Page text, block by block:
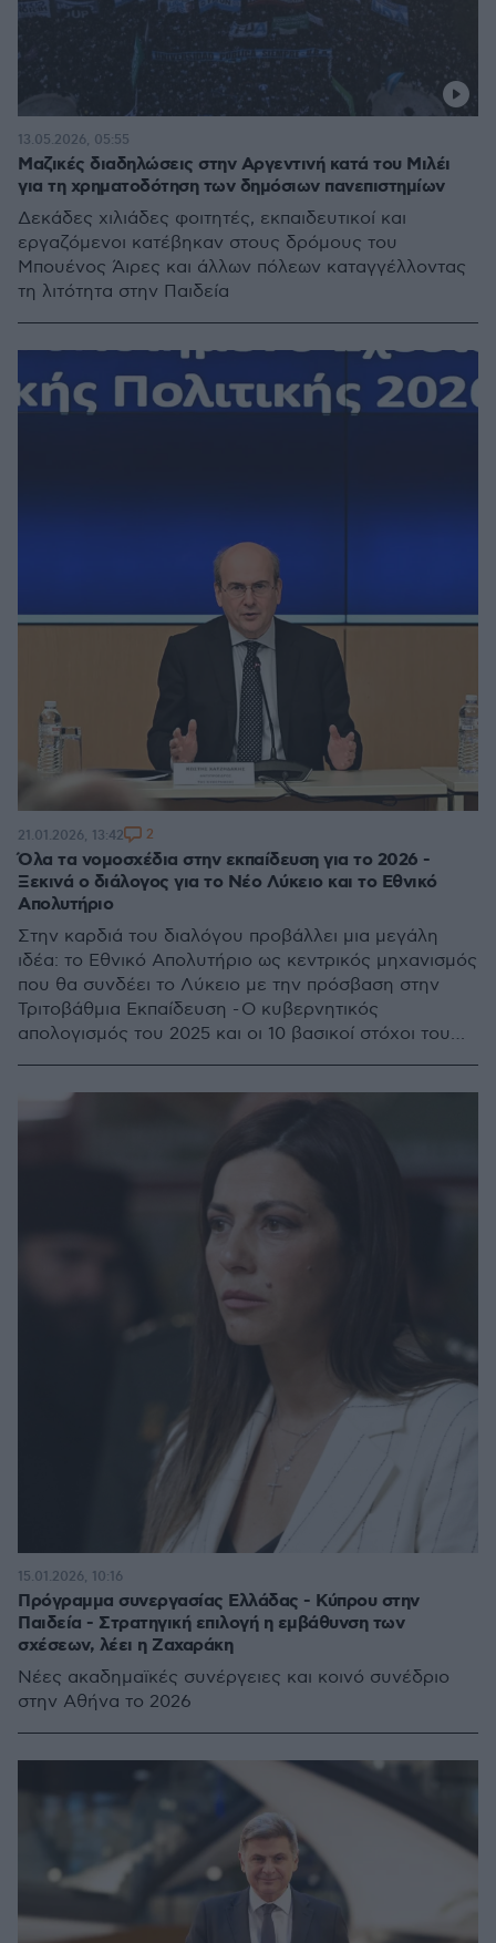
Μαζικές διαδηλώσεις στην Αργεντινή κατά του Μιλέι
για τη χρηματοδότηση των δημόσιων πανεπιστημίων
Δεκάδες χιλιάδες φοιτητές, εκπαιδευτικοί και
εργαζόμενοι κατέβηκαν στους δρόμους του
Μπουένος Άιρες και άλλων πόλεων καταγγέλλοντας
τη λιτότητα στην Παιδεία
13.05.2026, 05:55
Όλα τα νομοσχέδια στην εκπαίδευση για το 2026 -
Ξεκινά ο διάλογος για το Νέο Λύκειο και το Εθνικό
Απολυτήριο
Στην καρδιά του διαλόγου προβάλλει μια μεγάλη
ιδέα: το Εθνικό Απολυτήριο ως κεντρικός μηχανισμός
που θα συνδέει το Λύκειο με την πρόσβαση στην
Τριτοβάθμια Εκπαίδευση - Ο κυβερνητικός
απολογισμός του 2025 και οι 10 βασικοί στόχοι του
21.01.2026, 13:42 2
Πρόγραμμα συνεργασίας Ελλάδας - Κύπρου στην
Παιδεία - Στρατηγική επιλογή η εμβάθυνση των
σχέσεων, λέει η Ζαχαράκη
Νέες ακαδημαϊκές συνέργειες και κοινό συνέδριο
στην Αθήνα το 2026
15.01.2026, 10:16